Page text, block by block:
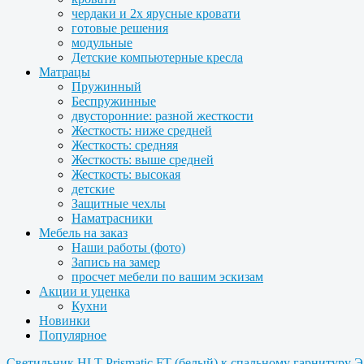
чердаки и 2х ярусные кровати
готовые решения
модульные
Детские компьютерные кресла
Матрацы
Пружинный
Беспружинные
двусторонние: разной жесткости
Жесткость: ниже средней
Жесткость: средняя
Жесткость: выше средней
Жесткость: высокая
детские
Защитные чехлы
Наматрасники
Мебель на заказ
Наши работы (фото)
Запись на замер
просчет мебели по вашим эскизам
Акции и уценка
Кухни
Новинки
Популярное